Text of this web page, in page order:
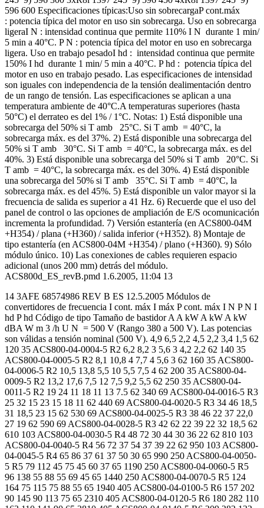
596 600 Especificaciones típicas:Uso sin sobrecargaP cont.máx
: potencia típica del motor en uso sin sobrecarga. Uso en sobrecarga
ligeraI N : intensidad continua que permite 110% I N durante 1 min/
5 min a 40°C. P N : potencia típica del motor en uso en sobrecarga
ligera. Uso en trabajo pesadoI hd : intensidad continua que permite
150% I hd durante 1 min/ 5 min a 40°C. P hd : potencia típica del
motor en uso en trabajo pesado. Las especificaciones de intensidad
son iguales con independencia de la tensión dealimentación dentro
de un rango de tensión. Las especificaciones se aplican a una
temperatura ambiente de 40°C.A temperaturas superiores (hasta
50°C) el derrateo es del 1% / 1°C. Notas: 1) Está disponible una
sobrecarga del 50% si T amb 25°C. Si T amb = 40°C, la
sobrecarga máx. es del 37%. 2) Está disponible una sobrecarga del
50% si T amb 30°C. Si T amb = 40°C, la sobrecarga máx. es del
40%. 3) Está disponible una sobrecarga del 50% si T amb 20°C. Si
T amb = 40°C, la sobrecarga máx. es del 30%. 4) Está disponible
una sobrecarga del 50% si T amb 35°C. Si T amb = 40°C, la
sobrecarga máx. es del 45%. 5) Está disponible un valor mayor si la
frecuencia de salida es superior a 41 Hz. 6) Recuerde que el uso del
panel de control o las opciones de ampliación de E/S ocomunicación
incrementa la profundidad. 7) Versión estantería (en ACS800-04M
+H354) / plana (+H360) / salida inferior (+H352). 8) Montaje de
tipo estantería (en ACS800-04M +H354) / plano (+H360). 9) Sólo
módulo único. 10) Las conexiones de cables requieren espacio
adicional (unos 200 mm) detrás del módulo.
ACS800d_ES_revB.pmd 1.6.2005, 11:04 13
14 3AFE 68574986 REV B ES 12.5.2005 Módulos de
convertidores de frecuencia I cont. máx I máx P cont. máx I N P N I
hd P hd Código de tipo Tamaño de bastidor A A kW A kW A kW
dBA W m 3 /h U N = 500 V (Rango 380 a 500 V). Las potencias
son válidas a tensión nominal (500 V). 4,9 6,5 2,2 4,5 2,2 3,4 1,5 62
120 35 ACS800-04-0004-5 R2 6,2 8,2 3 5,6 3 4,2 2,2 62 140 35
ACS800-04-0005-5 R2 8,1 10,8 4 7,7 4 5,6 3 62 160 35 ACS800-
04-0006-5 R2 10,5 13,8 5,5 10 5,5 7,5 4 62 200 35 ACS800-04-
0009-5 R2 13,2 17,6 7,5 12 7,5 9,2 5,5 62 250 35 ACS800-04-
0011-5 R2 19 24 11 18 11 13 7.5 62 340 69 ACS800-04-0016-5 R3
25 32 15 23 15 18 11 62 440 69 ACS800-04-0020-5 R3 34 46 18,5
31 18,5 23 15 62 530 69 ACS800-04-0025-5 R3 38 46 22 37 22,0
27 19 62 590 69 ACS800-04-0028-5 R3 42 62 22 39 22 32 18,5 62
610 103 ACS800-04-0030-5 R4 48 72 30 44 30 36 22 62 810 103
ACS800-04-0040-5 R4 56 72 37 54 37 39 22 62 950 103 ACS800-
04-0045-5 R4 65 86 37 61 37 50 30 65 990 250 ACS800-04-0050-
5 R5 79 112 45 75 45 60 37 65 1190 250 ACS800-04-0060-5 R5
96 138 55 88 55 69 45 65 1440 250 ACS800-04-0070-5 R5 124
164 75 115 75 88 55 65 1940 405 ACS800-04-0100-5 R6 157 202
90 145 90 113 75 65 2310 405 ACS800-04-0120-5 R6 180 282 110